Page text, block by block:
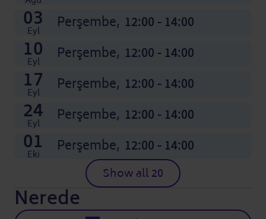
03
Eyl Perşembe, 12:00 - 14:00
10
Eyl Perşembe, 12:00 - 14:00
17
Eyl Perşembe, 12:00 - 14:00
24
Eyl Perşembe, 12:00 - 14:00
01
Eki Perşembe, 12:00 - 14:00
Show all 20
Nerede